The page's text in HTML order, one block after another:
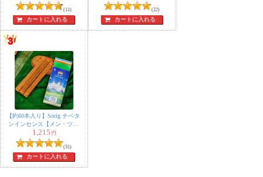
★★ ★ ★★Y.H.様
何となくヒマラヤに行った気分になりました。
鼻が通るような、スーとした いい香りですね。
あまり強烈ではないし、蒸し暑い日の気分転換にいいか
もと思います。
★★★★ sappalo様
すっきりさわやかで大好きな香りです。
しゃきっとしたいときにおすすめ。リピートしそうで
ンセンス 自然由来の豊か
な香り オラクルカードな
どのスマッジングにも
(11)
カートに入れる
(22)
カートに入れる
【約60本入り】Sorig チベタ
ンインセンス【メン・ツィ
ー・カンのお香】
1,215 円
(31)
カートに入れる